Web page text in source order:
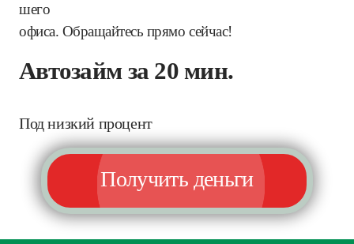
шего
офиса. Обращайтесь прямо сейчас!
Автозайм за 20 мин.
Под низкий процент
Получить деньги